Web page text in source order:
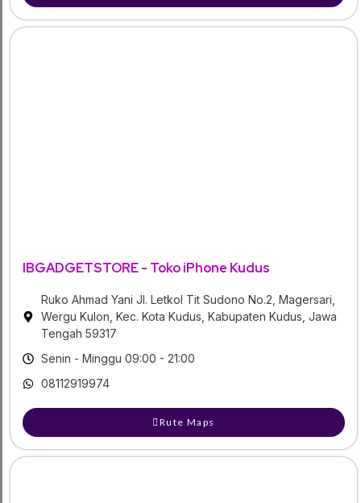
IBGADGETSTORE - Toko iPhone Kudus
Ruko Ahmad Yani Jl. Letkol Tit Sudono No.2, Magersari,
Wergu Kulon, Kec. Kota Kudus, Kabupaten Kudus, Jawa
Tengah 59317
Senin - Minggu 09:00 - 21:00
08112919974
Rute Maps